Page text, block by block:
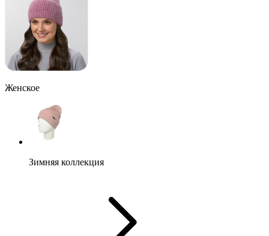
Женское
Зимняя коллекция